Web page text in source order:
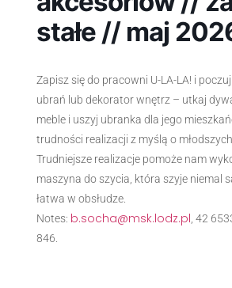
stałe // maj
Zapisz się do pracowni U-LA-LA! i
ubrań lub dekorator wnętrz – utkaj
meble i uszyj ubranka dla jego
trudności realizacji z myślą o
Trudniejsze realizacje pomoże nam
maszyna do szycia, która szyje niemal
łatwa w obsłudze.
Notes: b.socha@msk.lodz.pl , 42
846.